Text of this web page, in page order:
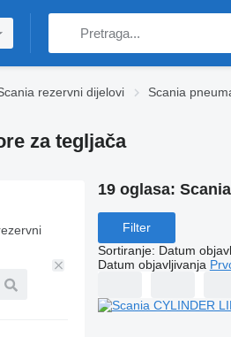
rezervni dijelovi Scania
za tegljača
19 oglasa:
Filter
Sortiranje: Datum
Datum objavljivanja